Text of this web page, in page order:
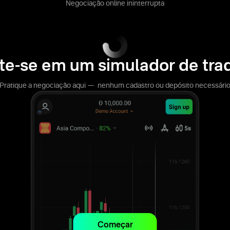
Negociação online ininterrupta
se em um simulador de
Pratique a negociação aqui — nenhum cadastro ou depósito necessário
Começar